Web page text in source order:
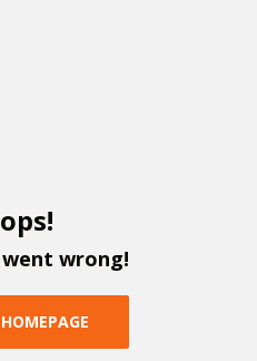
ops!
went wrong!
HOMEPAGE